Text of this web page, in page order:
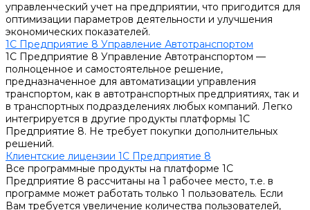
управленческий учет на предприятии, что пригодится для
оптимизации параметров деятельности и улучшения
экономических показателей.
1С Предприятие 8 Управление Автотранспортом
1С Предприятие 8 Управление Автотранспортом —
полноценное и самостоятельное решение,
предназначенное для автоматизации управления
транспортом, как в автотранспортных предприятиях, так и
в транспортных подразделениях любых компаний. Легко
интегрируется в другие продукты платформы 1С
Предприятие 8. Не требует покупки дополнительных
решений.
Клиентские лицензии 1С Предприятие 8
Все программные продукты на платформе 1С
Предприятие 8 рассчитаны на 1 рабочее место, т.е. в
программе может работать только 1 пользователь. Если
Вам требуется увеличение количества пользователей,